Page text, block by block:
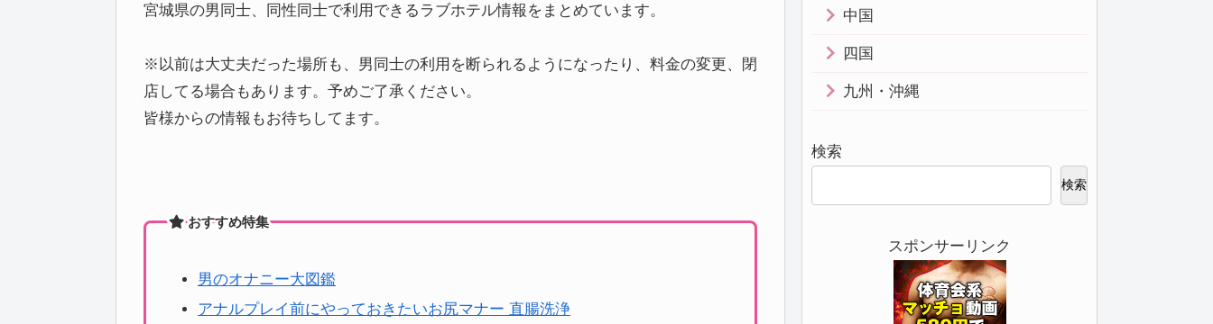
宮城県の男同士、同性同士で利用できるラブホテル情報をまとめています。
※以前は大丈夫だった場所も、男同士の利用を断られるようになったり、料金の変更、閉
店してる場合もあります。予めご了承ください。
皆様からの情報もお待ちしてます。
おすすめ特集
男のオナニー大図鑑
アナルプレイ前にやっておきたいお尻マナー 直腸洗浄
中国
四国
九州・沖縄
検索
検索
スポンサーリンク